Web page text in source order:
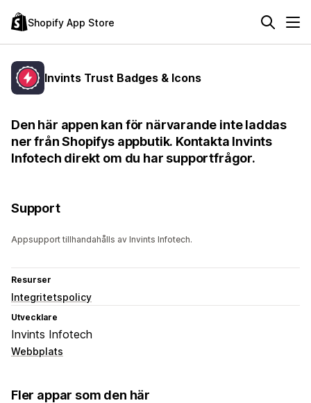
Shopify App Store
Invints Trust Badges & Icons
Den här appen kan för närvarande inte laddas
ner från Shopifys appbutik. Kontakta Invints
Infotech direkt om du har supportfrågor.
Support
Appsupport tillhandahålls av Invints Infotech.
Resurser
Integritetspolicy
Utvecklare
Invints Infotech
Webbplats
Fler appar som den här